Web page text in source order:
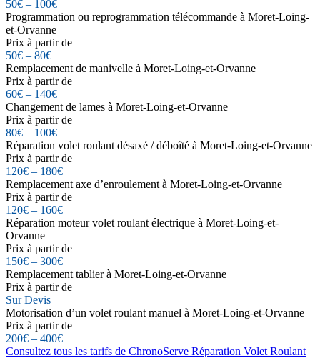
50€ – 100€
Programmation ou reprogrammation télécommande à Moret-Loing-
et-Orvanne
Prix à partir de
50€ – 80€
Remplacement de manivelle à Moret-Loing-et-Orvanne
Prix à partir de
60€ – 140€
Changement de lames à Moret-Loing-et-Orvanne
Prix à partir de
80€ – 100€
Réparation volet roulant désaxé / déboîté à Moret-Loing-et-Orvanne
Prix à partir de
120€ – 180€
Remplacement axe d’enroulement à Moret-Loing-et-Orvanne
Prix à partir de
120€ – 160€
Réparation moteur volet roulant électrique à Moret-Loing-et-
Orvanne
Prix à partir de
150€ – 300€
Remplacement tablier à Moret-Loing-et-Orvanne
Prix à partir de
Sur Devis
Motorisation d’un volet roulant manuel à Moret-Loing-et-Orvanne
Prix à partir de
200€ – 400€
Consultez tous les tarifs de ChronoServe Réparation Volet Roulant